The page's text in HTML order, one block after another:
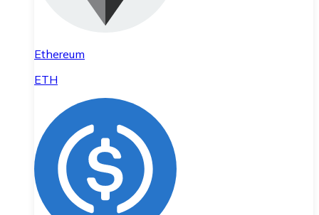
Ethereum
ETH